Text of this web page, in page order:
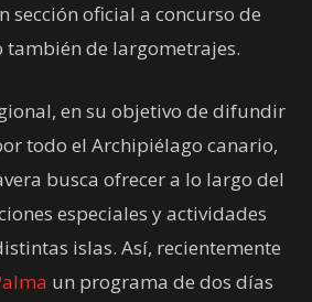
sección oficial a concurso de
también de largometrajes.
en su objetivo de difundir
todo el Archipiélago canario,
busca ofrecer a lo largo del
especiales y actividades
islas. Así, recientemente
un programa de dos días